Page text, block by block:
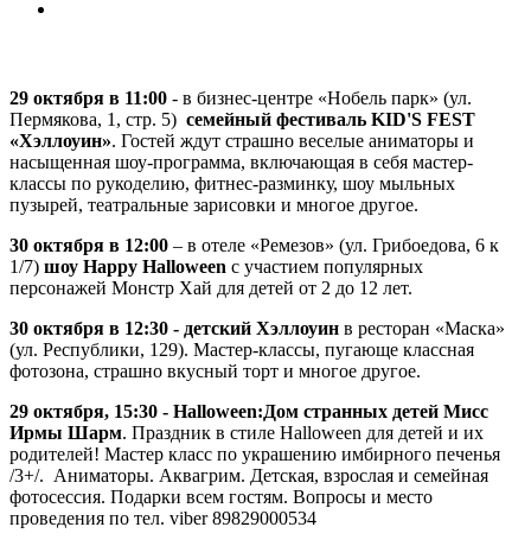
29 октября в 11:00 - в бизнес-центре «Нобель парк» (ул.
Пермякова, 1, стр. 5) семейный фестиваль KID'S FEST
«Хэллоуин». Гостей ждут страшно веселые аниматоры и
насыщенная шоу-программа, включающая в себя мастер-
классы по рукоделию, фитнес-разминку, шоу мыльных
пузырей, театральные зарисовки и многое другое.
30 октября в 12:00 – в отеле «Ремезов» (ул. Грибоедова, 6 к
1/7) шоу Happy Halloween с участием популярных
персонажей Монстр Хай для детей от 2 до 12 лет.
30 октября в 12:30 - детский Хэллоуин в ресторан «Маска»
(ул. Республики, 129). Мастер-классы, пугающе классная
фотозона, страшно вкусный торт и многое другое.
29 октября, 15:30 - Halloween:Дом странных детей Мисс
Ирмы Шарм. Праздник в стиле Halloween для детей и их
родителей! Мастер класс по украшению имбирного печенья
/3+/. Аниматоры. Аквагрим. Детская, взрослая и семейная
фотосессия. Подарки всем гостям. Вопросы и место
проведения по тел. viber 89829000534